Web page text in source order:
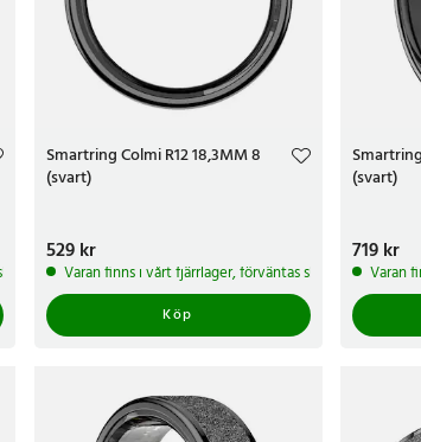
inom 5-7 arbetsdagar
Smartring Colmi R12 18,3MM 8
(svart)
Pris:529 kr
529 kr
Varan finns i vårt fjärrlager, förväntas skickas inom 5-7
Köp
(svart)
Pris :719 kr
719 kr
Varan